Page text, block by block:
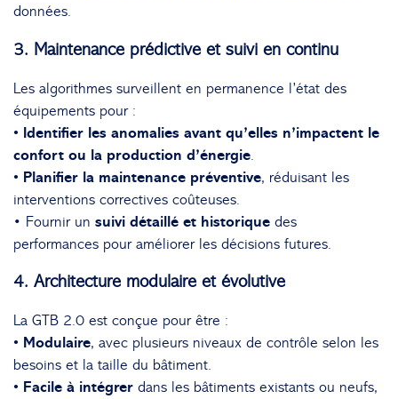
données.
3. Maintenance prédictive et suivi en continu
Les algorithmes surveillent en permanence l’état des
équipements pour :
• Identifier les anomalies avant qu’elles n’impactent le
confort ou la production d’énergie.
• Planifier la maintenance préventive, réduisant les
interventions correctives coûteuses.
• Fournir un suivi détaillé et historique des
performances pour améliorer les décisions futures.
4. Architecture modulaire et évolutive
La GTB 2.0 est conçue pour être :
• Modulaire, avec plusieurs niveaux de contrôle selon les
besoins et la taille du bâtiment.
• Facile à intégrer dans les bâtiments existants ou neufs,